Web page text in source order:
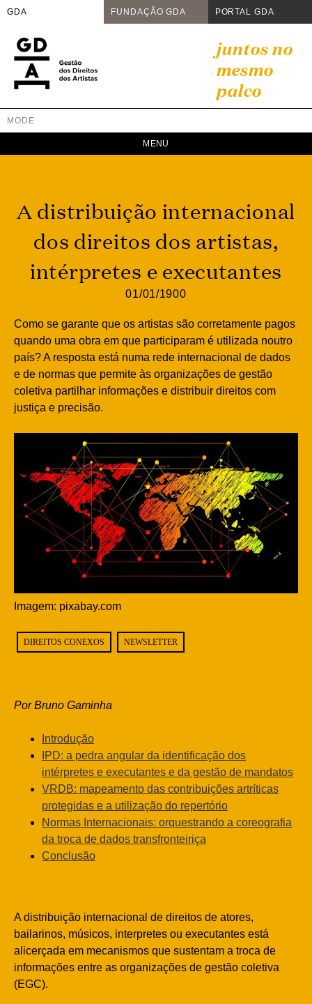
GDA FUNDAÇÃO GDA PORTAL GDA
content
juntos no
mesmo
palco
GDA
Juntos no mesmo palco
MODE
A distribuição internacional
dos direitos dos artistas,
intérpretes e executantes
01/01/1900
Como se garante que os artistas são corretamente pagos
quando uma obra em que participaram é utilizada noutro
país? A resposta está numa rede internacional de dados
e de normas que permite às organizações de gestão
coletiva partilhar informações e distribuir direitos com
justiça e precisão.
Imagem: pixabay.com
DIREITOS CONEXOS NEWSLETTER
Por Bruno Gaminha
Introdução
IPD: a pedra angular da identificação dos
intérpretes e executantes e da gestão de mandatos
VRDB: mapeamento das contribuições artríticas
protegidas e a utilização do repertório
Normas Internacionais: orquestrando a coreografia
da troca de dados transfronteiriça
Conclusão
A distribuição internacional de direitos de atores,
bailarinos, músicos, interpretes ou executantes está
alicerçada em mecanismos que sustentam a troca de
informações entre as organizações de gestão coletiva
(EGC).